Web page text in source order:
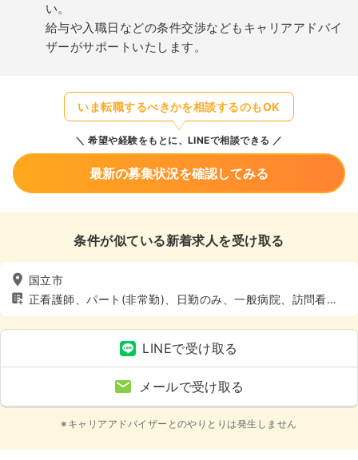
い。
給与や入職日などの条件交渉などもキャリアアドバイ
ザーがサポートいたします。
いま転職するべきかを相談するのもOK
希望や経験をもとに、LINEで相談できる
最新の募集状況を確認してみる
条件が似ている新着求人を受け取る
国立市
正看護師、パート(非常勤)、日勤のみ、一般病院、訪問看
護、4週8休以上
LINEで受け取る
メールで受け取る
※キャリアアドバイザーとのやりとりは発生しません